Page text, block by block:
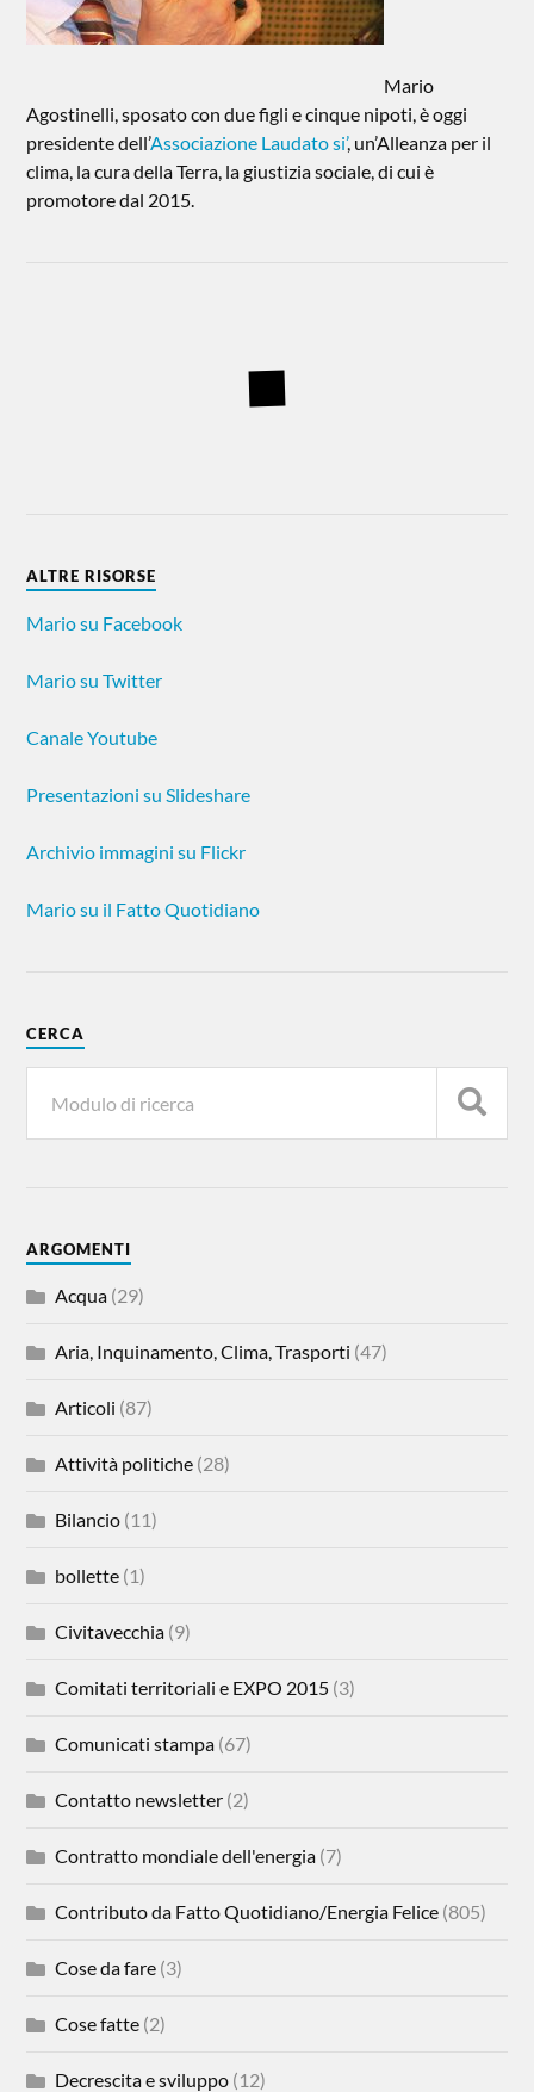
Mario
Agostinelli, sposato con due figli e cinque nipoti, è oggi
presidente dell’Associazione Laudato si’, un’Alleanza per il
clima, la cura della Terra, la giustizia sociale, di cui è
promotore dal 2015.
ALTRE RISORSE
Mario su Facebook
Mario su Twitter
Canale Youtube
Presentazioni su Slideshare
Archivio immagini su Flickr
Mario su il Fatto Quotidiano
CERCA
ARGOMENTI
Acqua (29)
Aria, Inquinamento, Clima, Trasporti (47)
Articoli (87)
Attività politiche (28)
Bilancio (11)
bollette (1)
Civitavecchia (9)
Comitati territoriali e EXPO 2015 (3)
Comunicati stampa (67)
Contatto newsletter (2)
Contratto mondiale dell'energia (7)
Contributo da Fatto Quotidiano/Energia Felice (805)
Cose da fare (3)
Cose fatte (2)
Decrescita e sviluppo (12)